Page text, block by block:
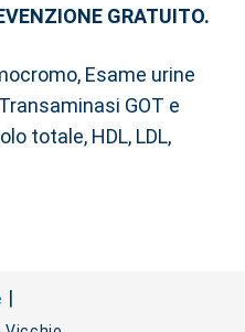
GRATUITO.
Esame urine
GOT e
totale, HDL, LDL,